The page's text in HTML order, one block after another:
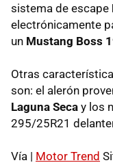
sistema de escape
electrónicamente
un Mustang Boss
Otras
son: el alerón
Laguna Seca y los
295/25R21
Vía | Motor Trend